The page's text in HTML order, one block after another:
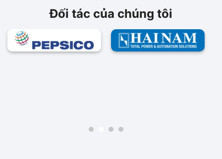
Đối tác của chúng tôi